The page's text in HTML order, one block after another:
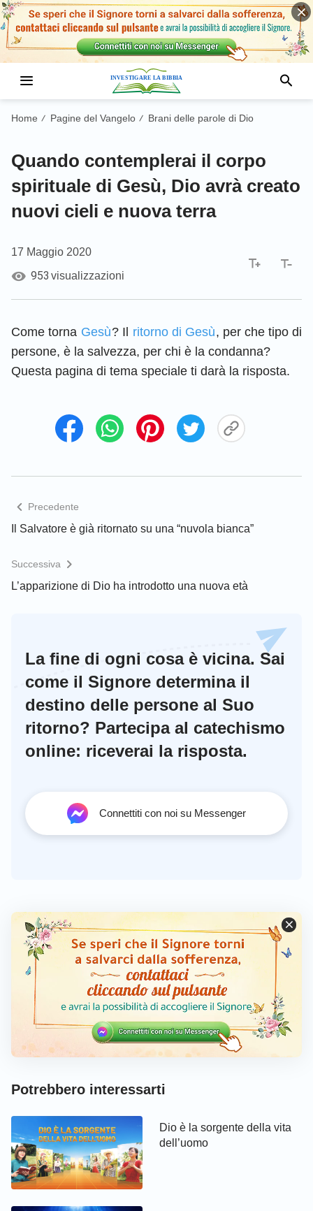
Home / Pagine del Vangelo / Brani delle parole di Dio
Quando contemplerai il corpo
spirituale di Gesù, Dio avrà creato
nuovi cieli e nuova terra
17 Maggio 2020
953 visualizzazioni
Come torna Gesù? Il ritorno di Gesù, per che tipo di
persone, è la salvezza, per chi è la condanna?
Questa pagina di tema speciale ti darà la risposta.
Precedente
Il Salvatore è già ritornato su una “nuvola bianca”
Successiva
L’apparizione di Dio ha introdotto una nuova età
La fine di ogni cosa è vicina. Sai
come il Signore determina il
destino delle persone al Suo
ritorno? Partecipa al catechismo
online: riceverai la risposta.
Connettiti con noi su Messenger
Potrebbero interessarti
Dio è la sorgente della vita
dell’uomo